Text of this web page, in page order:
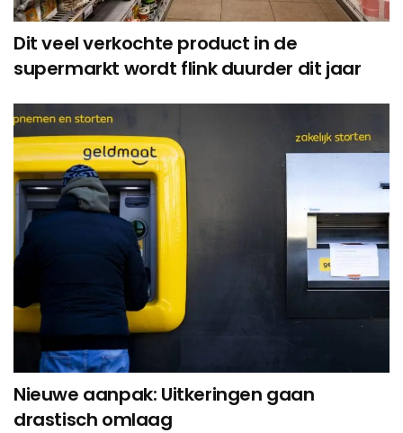
Dit veel verkochte product in de
supermarkt wordt flink duurder dit jaar
Nieuwe aanpak: Uitkeringen gaan
drastisch omlaag